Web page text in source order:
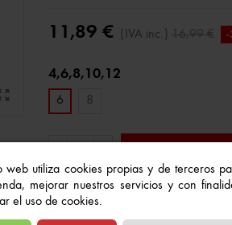
web utiliza cookies propias y de terceros
mejorar nuestros servicios y con
el uso de cookies.
11,89 € (IVA inc.) 16,99 € -
4,6,8,10,12
6 8
Referencia: